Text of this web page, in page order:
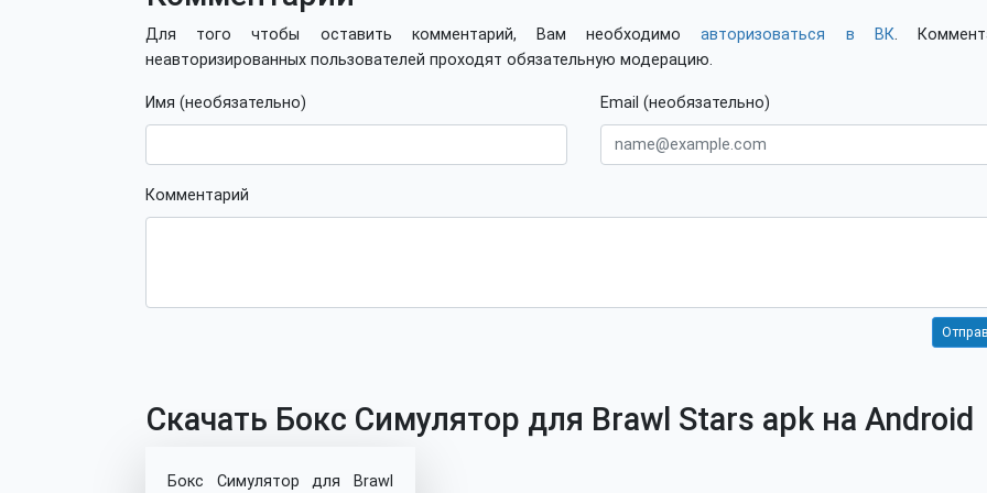
Для того чтобы оставить комментарий, Вам необходимоавторизоваться в ВК.
неавторизированных пользователей проходят обязательную модерацию.
Имя (необязательно) Email (необязательно)
Комментарий
Скачать Бокс Симулятор для Brawl Stars apk на Android
Бокс Симулятор для Brawl